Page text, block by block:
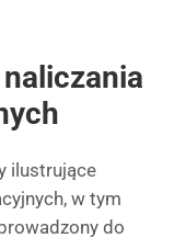
ilustrujące
w tym
do